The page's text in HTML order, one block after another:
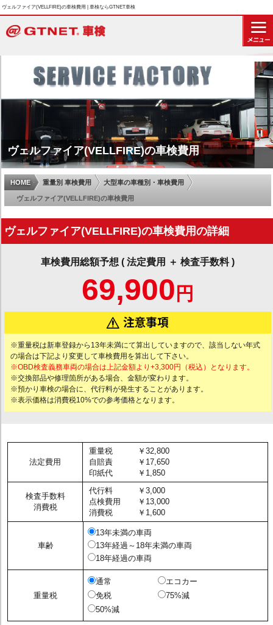
ヴェルファイア(VELLFIRE)の車検費用 | 車検ならGTNET車検
ヴェルファイア(VELLFIRE)の車検費用
HOME 重量別 車検費用 大型車の車種別・車検費用
ヴェルファイア(VELLFIRE)の車検費用
ヴェルファイア(VELLFIRE)の車検費用の詳細
車検費用総額予想 ( 法定費用 ＋ 検査手数料 )
69,900 円
※重量税は新車登録から13年未満にて算出していますので、該当しない年式
の場合は下記より変更して車検費用を算出して下さい。
※OBD検査義務車両の場合は上記金額より+3,300円（税込）となります。
※交換部品や修理箇所がある場合、金額が変わります。
※預かり車検の場合に、代行料が発生することがあります。
※表示価格は消費税10%での参考価格となります。
法定費用
重量税
￥32,800
自賠責
￥17,650
印紙代
￥1,850
検査手数料
消費税
代行料
￥3,000
点検費用
￥13,000
消費税
￥1,600
車齢
13年未満の車両
13年経過～18年未満の車両
18年経過の車両
重量税
通常
エコカー
免税
75%減
50%減